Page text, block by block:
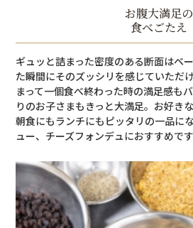
お腹大満足の
食べごたえ
ギュッと詰まった密度のある断面はベ
た瞬間にそのズッシリを感じていただ
まって一個食べ終わった時の満足感も
りのお子さまもきっと大満足。お好き
朝食にもランチにもピッタリの一品に
ュー、チーズフォンデュにおすすめです